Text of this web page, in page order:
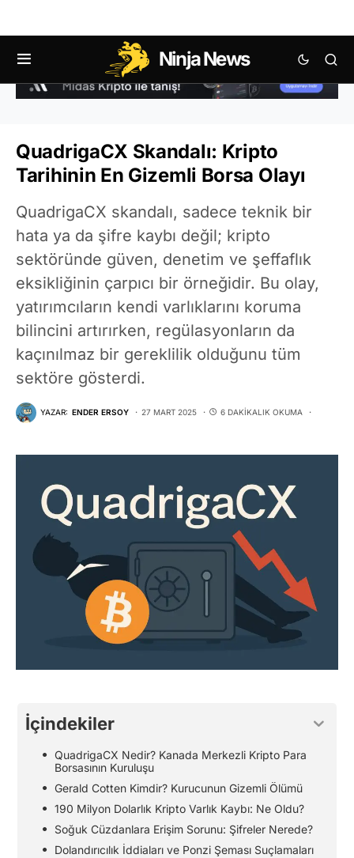
Ninja News
QuadrigaCX Skandalı: Kripto
Tarihinin En Gizemli Borsa Olayı
QuadrigaCX skandalı, sadece teknik bir
hata ya da şifre kaybı değil; kripto
sektöründe güven, denetim ve şeffaflık
eksikliğinin çarpıcı bir örneğidir. Bu olay,
yatırımcıların kendi varlıklarını koruma
bilincini artırırken, regülasyonların da
kaçınılmaz bir gereklilik olduğunu tüm
sektöre gösterdi.
YAZAR: ENDER ERSOY 27 MART 2025 6 DAKIKALIK OKUMA
İçindekiler
QuadrigaCX Nedir? Kanada Merkezli Kripto Para
Borsasının Kuruluşu
Gerald Cotten Kimdir? Kurucunun Gizemli Ölümü
190 Milyon Dolarlık Kripto Varlık Kaybı: Ne Oldu?
Soğuk Cüzdanlara Erişim Sorunu: Şifreler Nerede?
Dolandırıcılık İddiaları ve Ponzi Şeması Suçlamaları